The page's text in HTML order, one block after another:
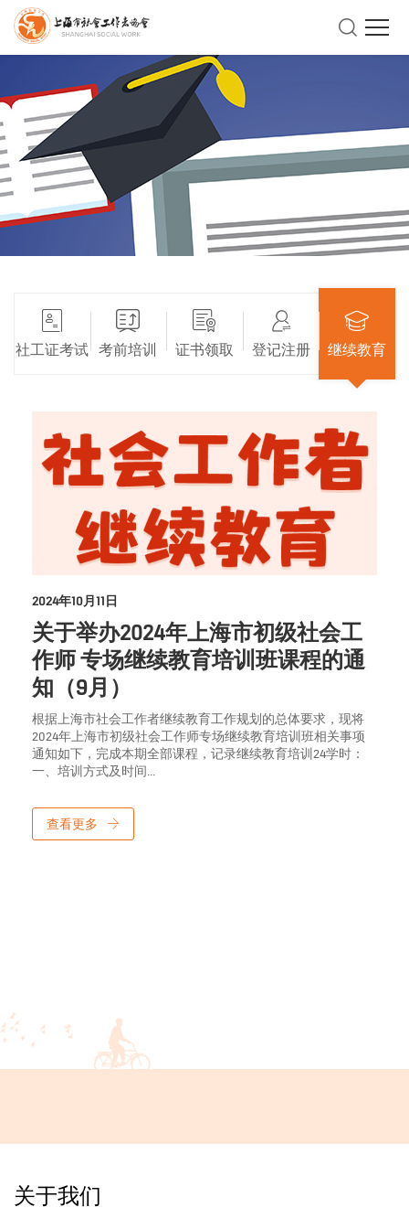
社工证考试 考前培训 证书领取 登记注册 继续教育
2024年10月11日
关于举办2024年上海市初级社会工
作师 专场继续教育培训班课程的通
知（9月）
根据上海市社会工作者继续教育工作规划的总体要求，现将
2024年上海市初级社会工作师专场继续教育培训班相关事项
通知如下，完成本期全部课程，记录继续教育培训24学时：
一、培训方式及时间...
查看更多
关于我们